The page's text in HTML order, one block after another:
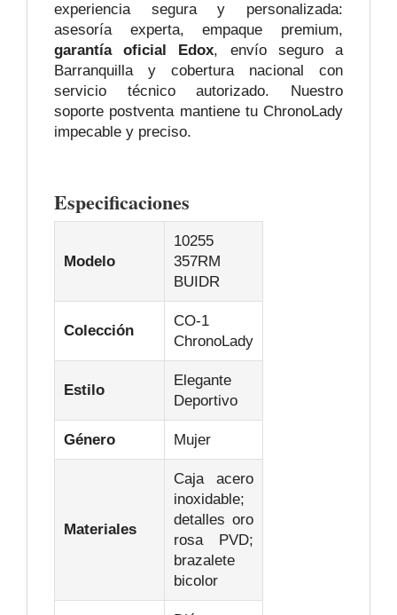
experiencia segura y personalizada:
asesoría experta, empaque premium,
garantía oficial Edox, envío seguro a
Barranquilla y cobertura nacional con
servicio técnico autorizado. Nuestro
soporte postventa mantiene tu ChronoLady
impecable y preciso.
Especificaciones
Modelo
10255
357RM
BUIDR
Colección
CO‑1
ChronoLady
Estilo
Elegante
Deportivo
Género Mujer
Materiales
Caja acero
inoxidable;
detalles oro
rosa PVD;
brazalete
bicolor